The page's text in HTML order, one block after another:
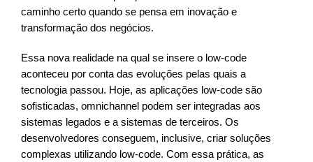
caminho certo quando se pensa em inovação e
transformação dos negócios.
Essa nova realidade na qual se insere o low-code
aconteceu por conta das evoluções pelas quais a
tecnologia passou. Hoje, as aplicações low-code são
sofisticadas, omnichannel podem ser integradas aos
sistemas legados e a sistemas de terceiros. Os
desenvolvedores conseguem, inclusive, criar soluções
complexas utilizando low-code. Com essa prática, as